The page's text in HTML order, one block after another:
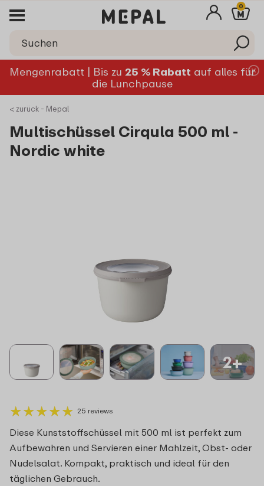
0
Mengenrabatt | Bis zu 25 % Rabatt auf alles für
die Lunchpause
< zurück - Mepal
Multischüssel Cirqula 500 ml -
Nordic white
2+
★★★★★
★★★★★ 25 reviews
Diese Kunststoffschüssel mit 500 ml ist perfekt zum
Aufbewahren und Servieren einer Mahlzeit, Obst- oder
Nudelsalat. Kompakt, praktisch und ideal für den
täglichen Gebrauch.